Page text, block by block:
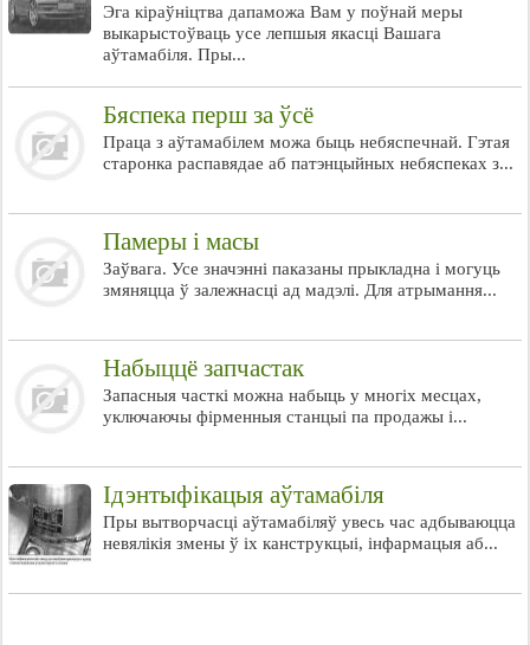
Эга кіраўніцтва дапаможа Вам у поўнай меры
выкарыстоўваць усе лепшыя якасці Вашага
аўтамабіля. Пры...
Бяспека перш за ўсё
Праца з аўтамабілем можа быць небяспечнай. Гэтая
старонка распавядае аб патэнцыйных небяспеках з...
Памеры і масы
Заўвага. Усе значэнні паказаны прыкладна і могуць
змяняцца ў залежнасці ад мадэлі. Для атрымання...
Набыццё запчастак
Запасныя часткі можна набыць у многіх месцах,
уключаючы фірменныя станцыі па продажы і...
Ідэнтыфікацыя аўтамабіля
Пры вытворчасці аўтамабіляў увесь час адбываюцца
невялікія змены ў іх канструкцыі, інфармацыя аб...